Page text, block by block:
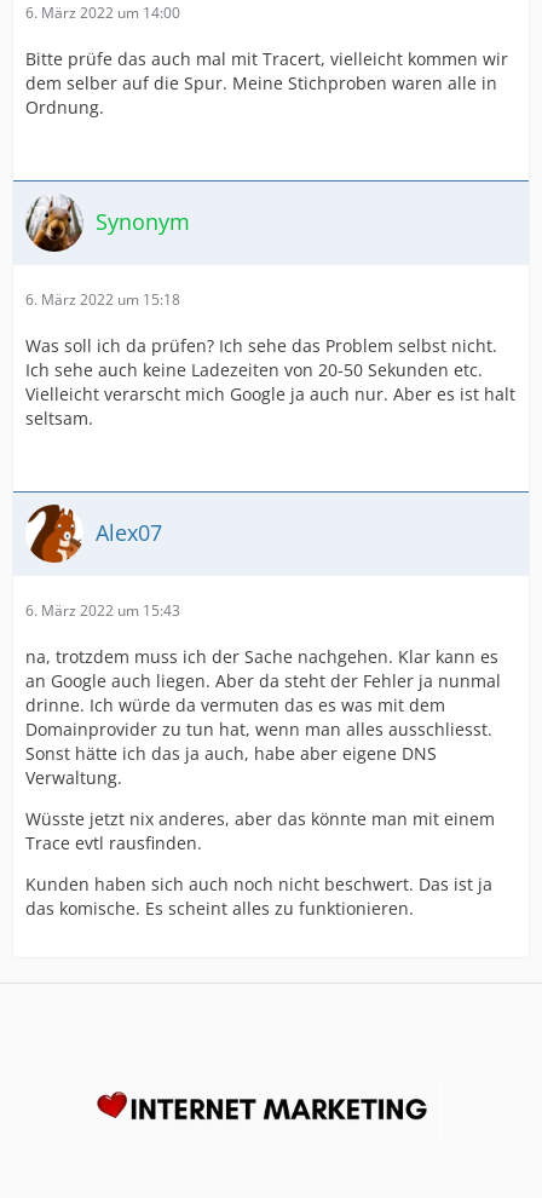
6. März 2022 um 14:00
Bitte prüfe das auch mal mit Tracert, vielleicht kommen wir
dem selber auf die Spur. Meine Stichproben waren alle in
Ordnung.
Synonym
6. März 2022 um 15:18
Was soll ich da prüfen? Ich sehe das Problem selbst nicht.
Ich sehe auch keine Ladezeiten von 20-50 Sekunden etc.
Vielleicht verarscht mich Google ja auch nur. Aber es ist halt
seltsam.
Alex07
6. März 2022 um 15:43
na, trotzdem muss ich der Sache nachgehen. Klar kann es
an Google auch liegen. Aber da steht der Fehler ja nunmal
drinne. Ich würde da vermuten das es was mit dem
Domainprovider zu tun hat, wenn man alles ausschliesst.
Sonst hätte ich das ja auch, habe aber eigene DNS
Verwaltung.
Wüsste jetzt nix anderes, aber das könnte man mit einem
Trace evtl rausfinden.
Kunden haben sich auch noch nicht beschwert. Das ist ja
das komische. Es scheint alles zu funktionieren.